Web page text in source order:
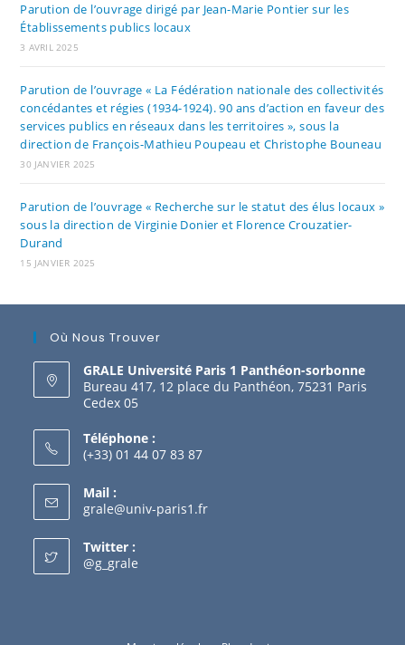
Parution de l’ouvrage dirigé par Jean-Marie Pontier sur les
Établissements publics locaux
3 AVRIL 2025
Parution de l’ouvrage « La Fédération nationale des collectivités
concédantes et régies (1934-1924). 90 ans d’action en faveur des
services publics en réseaux dans les territoires », sous la
direction de François-Mathieu Poupeau et Christophe Bouneau
30 JANVIER 2025
Parution de l’ouvrage « Recherche sur le statut des élus locaux »
sous la direction de Virginie Donier et Florence Crouzatier-
Durand
15 JANVIER 2025
Où Nous Trouver
GRALE Université Paris 1 Panthéon-sorbonne
Bureau 417, 12 place du Panthéon, 75231 Paris
Cedex 05
Téléphone :
(+33) 01 44 07 83 87
Mail :
grale@univ-paris1.fr
Twitter :
@g_grale